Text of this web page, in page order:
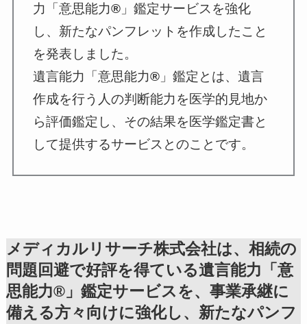
力「意思能力® 」鑑定サービスを強化
し、新たなパンフレットを作成したこと
を発表しました。
遺言能力「意思能力® 」鑑定とは、遺言
作成を行う人の判断能力を医学的見地か
ら評価鑑定し、その結果を医学鑑定書と
して提供するサービスとのことです。
メディカルリサーチ株式会社は、相続の
問題回避で好評を得ている遺言能力「意
思能力®」鑑定サービスを、事業承継に
備える方々向けに強化し、新たなパンフ